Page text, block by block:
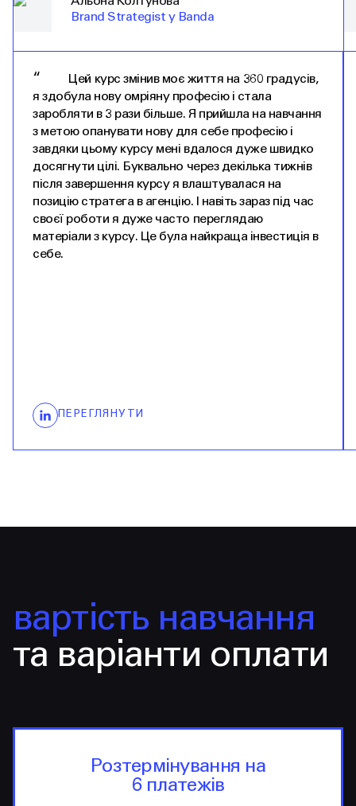
Brand Strategist у Banda
“
Цей курс змінив моє життя на 360 градусів,
я здобула нову омріяну професію і стала
заробляти в 3 рази більше. Я прийшла на навчання
з метою опанувати нову для себе професію і
завдяки цьому курсу мені вдалося дуже швидко
досягнути цілі. Буквально через декілька тижнів
після завершення курсу я влаштувалася на
позицію стратега в агенцію. І навіть зараз під час
своєї роботи я дуже часто переглядаю
матеріали з курсу. Це була найкраща інвестиція в
себе.
ПЕРЕГЛЯНУТИ
вартість навчання
та варіанти оплати
Розтермінування на
6 платежів